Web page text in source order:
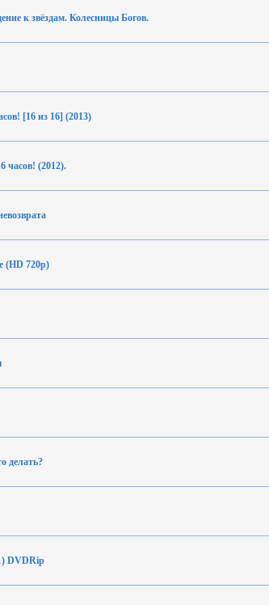
к звёздам. Колесницы Богов.
[16 из 16] (2013)
часов! (2012).
(HD 720p)
делать?
DVDRip